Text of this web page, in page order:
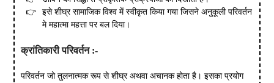
इसे शीघ्र सामाजिक विश्व में स्वीकृत किया गया जिसने अनुकूली परिवर्तन
मे महात्मा महत्ता पर बल दिया।
क्रांतिकारी परिवर्तन:-
परिवर्तन जो तुलनात्मक रूप से शीघ्र अथवा अचानक होता है। इसका प्रयोग